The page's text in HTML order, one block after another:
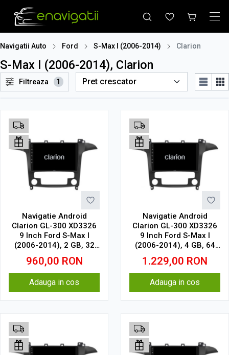
Navigatii Auto Ford S-Max I (2006-2014) Clarion
S-Max I (2006-2014), Clarion
Filtreaza 1
Navigatie Android
Clarion GL-300 XD3326
9 Inch Ford S-Max I
(2006-2014), 2 GB, 32
GB, IPS
960,00 RON
Adauga in cos
Navigatie Android
Clarion GL-300 XD3326
9 Inch Ford S-Max I
(2006-2014), 4 GB, 64
GB, IPS
1.229,00 RON
Adauga in cos